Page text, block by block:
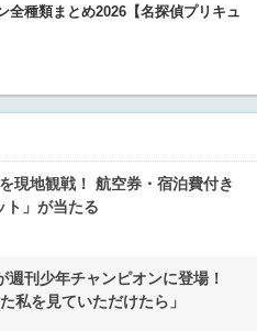
全種類まとめ2026【名探偵プリキュ
現地観戦！ 航空券・宿泊費付き
ト」が当たる
週刊少年チャンピオンに登場！
私を見ていただけたら」